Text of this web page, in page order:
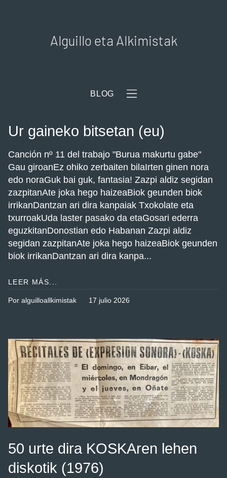
Alguillo eta Alkimistak
BLOG
Ur gaineko bitsetan (eu)
Canción nº 11 del trabajo "Burua makurtu gabe"
Gau giroanEz ohiko zerbaiten bilaIrten ginen nora
edo noraGuk bai guk, fantasia! Zazpi aldiz segidan
zazpitanAte joka hego haizeaBiok geunden biok
irrikanDantzan ari dira kanpaiak Txokolate eta
txurroakUda laster pasako da etaGosari ederra
eguzkitanDonostian edo Habanan Zazpi aldiz
segidan zazpitanAte joka hego haizeaBiok geunden
biok irrikanDantzan ari dira kanpa...
LEER MÁS...
Por alguilloallkimistak 17 julio 2026
50 urte dira KOSKAren lehen
diskotik (1976)